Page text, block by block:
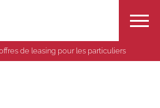
de leasing pour les particuliers